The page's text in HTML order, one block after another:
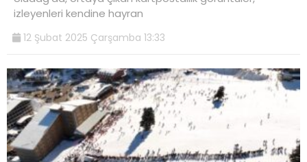
izleyenleri kendine hayran
12 Şubat 2025 Çarşamba 13:33